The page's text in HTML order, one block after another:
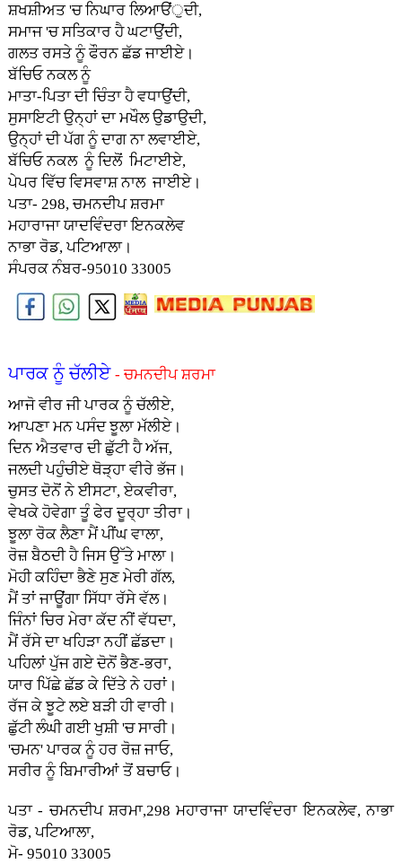
ਸ਼ਖਸ਼ੀਅਤ 'ਚ ਨਿਘਾਰ ਲਿਆੳਂੁਦੀ,
ਸਮਾਜ 'ਚ ਸਤਿਕਾਰ ਹੈ ਘਟਾਉਂਦੀ,
ਗਲਤ ਰਸਤੇ ਨੂੰ ਫੌਰਨ ਛੱਡ ਜਾਈਏ।
ਬੱਚਿਓ ਨਕਲ ਨੂੰ
ਮਾਤਾ-ਪਿਤਾ ਦੀ ਚਿੰਤਾ ਹੈ ਵਧਾਉਂਦੀ,
ਸੁਸਾਇਟੀ ਉਨ੍ਹਾਂ ਦਾ ਮਖੌਲ ਉਡਾਉਦੀ,
ਉਨ੍ਹਾਂ ਦੀ ਪੱਗ ਨੂੰ ਦਾਗ ਨਾ ਲਵਾਈਏ,
ਬੱਚਿਓ ਨਕਲ ਨੂੰ ਦਿਲੋਂ ਮਿਟਾਈਏ,
ਪੇਪਰ ਵਿੱਚ ਵਿਸਵਾਸ਼ ਨਾਲ ਜਾਈਏ।
ਪਤਾ- 298, ਚਮਨਦੀਪ ਸ਼ਰਮਾ
ਮਹਾਰਾਜਾ ਯਾਦਵਿੰਦਰਾ ਇਨਕਲੇਵ
ਨਾਭਾ ਰੋਡ, ਪਟਿਆਲਾ।
ਸੰਪਰਕ ਨੰਬਰ-95010 33005
ਪਾਰਕ ਨੂੰ ਚੱਲੀਏ - ਚਮਨਦੀਪ ਸ਼ਰਮਾ
ਆਜੋ ਵੀਰ ਜੀ ਪਾਰਕ ਨੂੰ ਚੱਲੀਏ,
ਆਪਣਾ ਮਨ ਪਸੰਦ ਝੂਲਾ ਮੱਲੀਏ।
ਦਿਨ ਐਤਵਾਰ ਦੀ ਛੁੱਟੀ ਹੈ ਅੱਜ,
ਜਲਦੀ ਪਹੁੰਚੀਏ ਥੋੜ੍ਹਾ ਵੀਰੇ ਭੱਜ।
ਚੁਸਤ ਦੋਨੋਂ ਨੇ ਈਸਟਾ, ਏਕਵੀਰਾ,
ਵੇਖਕੇ ਹੋਵੇਗਾ ਤੂੰ ਫੇਰ ਦੂਰ੍ਹਾ ਤੀਰਾ।
ਝੂਲਾ ਰੋਕ ਲੈਣਾ ਮੈਂ ਪੀਂਘ ਵਾਲਾ,
ਰੋਜ਼ ਬੈਠਦੀ ਹੈ ਜਿਸ ਉੱਤੇ ਮਾਲਾ।
ਮੋਹੀ ਕਹਿੰਦਾ ਭੈਣੇ ਸੁਣ ਮੇਰੀ ਗੱਲ,
ਮੈਂ ਤਾਂ ਜਾਊਂਗਾ ਸਿੱਧਾ ਰੱਸੇ ਵੱਲ।
ਜਿੰਨਾਂ ਚਿਰ ਮੇਰਾ ਕੱਦ ਨੀਂ ਵੱਧਦਾ,
ਮੈਂ ਰੱਸੇ ਦਾ ਖਹਿੜਾ ਨਹੀਂ ਛੱਡਦਾ।
ਪਹਿਲਾਂ ਪੁੱਜ ਗਏ ਦੋਨੋਂ ਭੈਣ-ਭਰਾ,
ਯਾਰ ਪਿੱਛੇ ਛੱਡ ਕੇ ਦਿੱਤੇ ਨੇ ਹਰਾਂ।
ਰੱਜ ਕੇ ਝੂਟੇ ਲਏ ਬੜੀ ਹੀ ਵਾਰੀ।
ਛੁੱਟੀ ਲੰਘੀ ਗਈ ਖੁਸ਼ੀ 'ਚ ਸਾਰੀ।
'ਚਮਨ' ਪਾਰਕ ਨੂੰ ਹਰ ਰੋਜ਼ ਜਾਓ,
ਸਰੀਰ ਨੂੰ ਬਿਮਾਰੀਆਂ ਤੋਂ ਬਚਾਓ।
ਪਤਾ - ਚਮਨਦੀਪ ਸ਼ਰਮਾ,298 ਮਹਾਰਾਜਾ ਯਾਦਵਿੰਦਰਾ ਇਨਕਲੇਵ, ਨਾਭਾ
ਰੋਡ, ਪਟਿਆਲਾ,
ਮੋ- 95010 33005